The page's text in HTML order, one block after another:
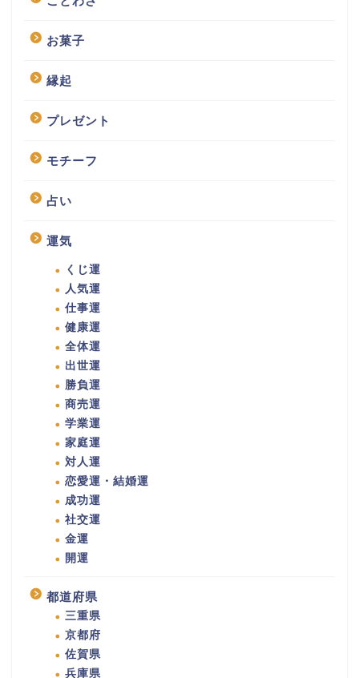
お菓子
縁起
プレゼント
モチーフ
占い
運気
くじ運
人気運
仕事運
健康運
全体運
出世運
勝負運
商売運
学業運
家庭運
対人運
恋愛運・結婚運
成功運
社交運
金運
開運
都道府県
三重県
京都府
佐賀県
兵庫県